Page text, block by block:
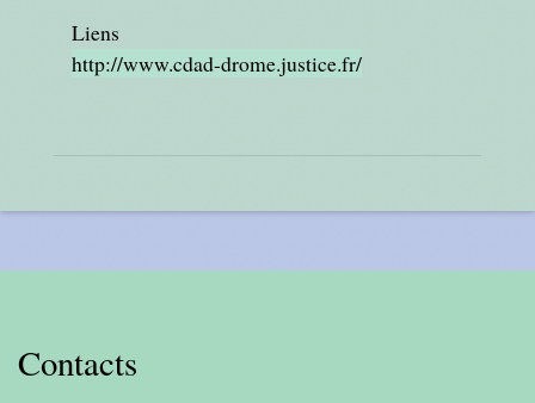
Liens
http://www.cdad-drome.justice.fr/
Contacts